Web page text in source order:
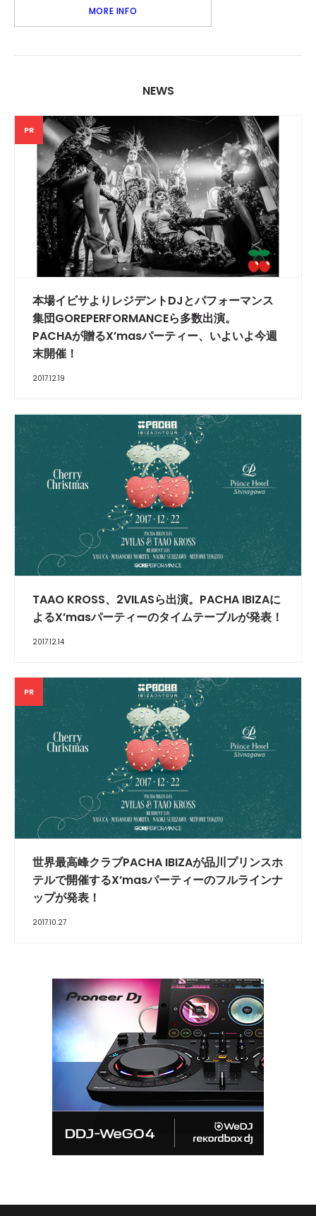
MORE INFO
NEWS
PR
本場イビサよりレジデントDJとパフォーマンス
集団GOREPERFORMANCEら多数出演。
PACHAが贈るX’masパーティー、いよいよ今週
末開催！
2017.12.19
TAAO KROSS、2VILASら出演。PACHA IBIZAに
よるX’masパーティーのタイムテーブルが発表！
2017.12.14
PR
世界最高峰クラブPACHA IBIZAが品川プリンスホ
テルで開催するX’masパーティーのフルラインナ
ップが発表！
2017.10.27